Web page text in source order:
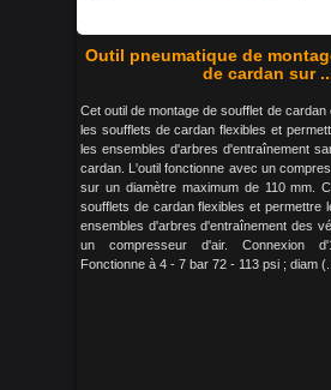
Outil pneumatique de
de cardan sur
Cet outil de montage de soufflet de
les soufflets de cardan flexibles et
les ensembles d'arbres d'entraînement
cardan. L'outil fonctionne avec un
sur un diamètre maximum de 110 mm.
soufflets de cardan flexibles et permettre
ensembles d'arbres d'entraînement des
un compresseur d'air. Connexion
Fonctionne à 4 - 7 bar 72 - 113 psi ; diam